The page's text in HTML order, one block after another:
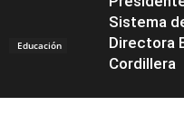
Educación
Sistema
Directora
Cordillera